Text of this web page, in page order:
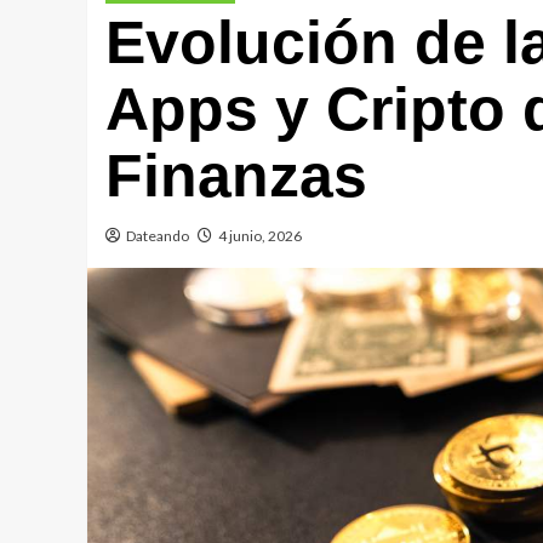
Evolución de
Apps y Cripto
Finanzas
Dateando 4 junio, 2026